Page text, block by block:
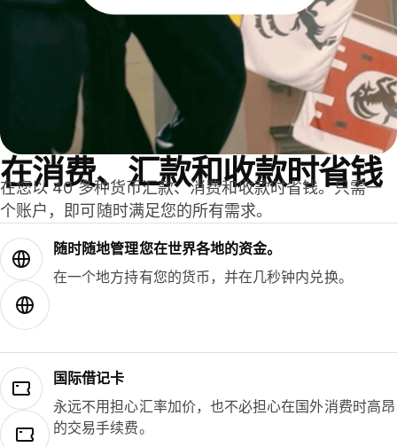
在消费、汇款和收款时省钱
在您以 40 多种货币汇款、消费和收款时省钱。只需一
个账户，即可随时满足您的所有需求。
随时随地管理您在世界各地的资金。
在一个地方持有您的货币，并在几秒钟内兑换。
国际借记卡
永远不用担心汇率加价，也不必担心在国外消费时高昂
的交易手续费。